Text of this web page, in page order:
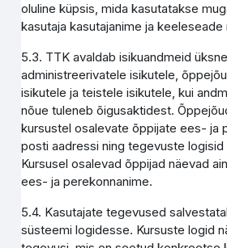
oluline küpsis, mida kasutatakse
kasutaja kasutajanime ja
5.3. TTK avaldab isikuandmeid
administreerivatele isikutele,
isikutele ja teistele isikutele, kui
nõue tuleneb õigusaktidest.
kursustel osalevate õppijate ees- ja
posti aadressi ning tegevuste
Kursusel osalevad õppijad näevad
ees- ja perekonnanime.
5.4. Kasutajate tegevused
süsteemi logidesse. Kursuste logid